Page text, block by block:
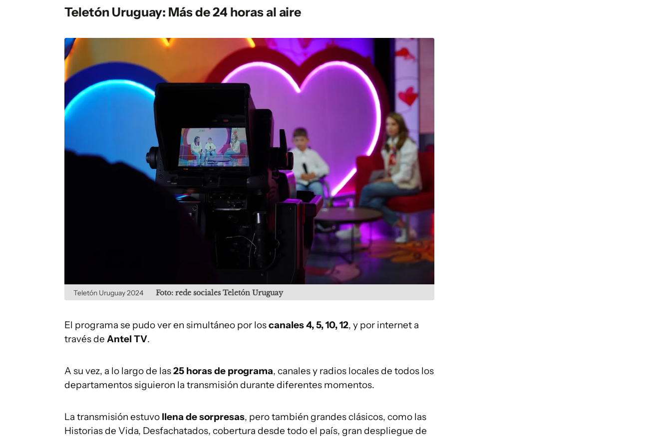
Teletón Uruguay: Más de 24 horas al aire
Teletón Uruguay 2024 Foto: rede sociales Teletón Uruguay
El programa se pudo ver en simultáneo por loscanales 4, 5, 10, 12, y por internet a
través de Antel TV.
A su vez, a lo largo de las25 horas de programa, canales y radios locales de todos los
departamentos siguieron la transmisión durante diferentes momentos.
La transmisión estuvo llena de sorpresas, pero también grandes clásicos, como las
Historias de Vida, Desfachatados, cobertura desde todo el país, gran despliegue de